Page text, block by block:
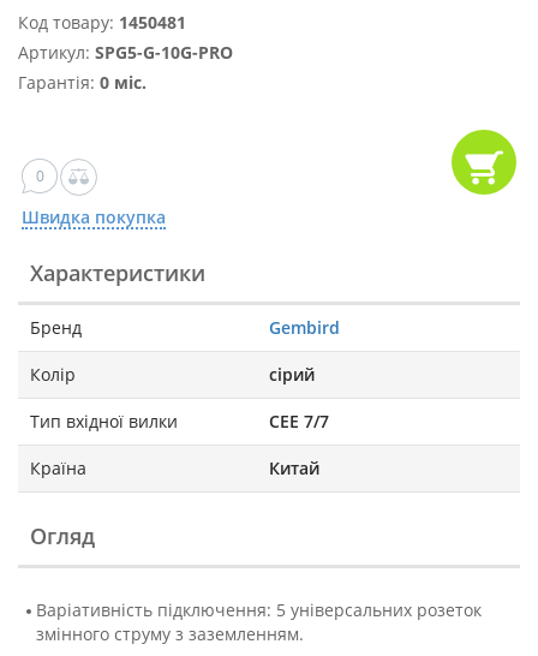
Код товару: 1450481
Артикул: SPG5-G-10G-PRO
Гарантія: 0 міс.
0
Швидка покупка
Характеристики
Бренд Gembird
Колір сірий
Тип вхідної вилки СЕЕ 7/7
Країна Китай
Огляд
Варіативність підключення: 5 універсальних розеток
змінного струму з заземленням.